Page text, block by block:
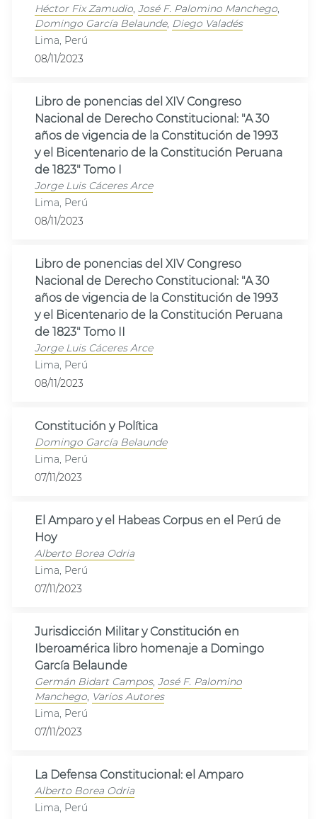
Héctor Fix Zamudio, José F. Palomino Manchego,
Domingo García Belaunde, Diego Valadés
Lima, Perú
08/11/2023
Libro de ponencias del XIV Congreso
Nacional de Derecho Constitucional: "A 30
años de vigencia de la Constitución de 1993
y el Bicentenario de la Constitución Peruana
de 1823" Tomo I
Jorge Luis Cáceres Arce
Lima, Perú
08/11/2023
Libro de ponencias del XIV Congreso
Nacional de Derecho Constitucional: "A 30
años de vigencia de la Constitución de 1993
y el Bicentenario de la Constitución Peruana
de 1823" Tomo II
Jorge Luis Cáceres Arce
Lima, Perú
08/11/2023
Constitución y Política
Domingo García Belaunde
Lima, Perú
07/11/2023
El Amparo y el Habeas Corpus en el Perú de
Hoy
Alberto Borea Odria
Lima, Perú
07/11/2023
Jurisdicción Militar y Constitución en
Iberoamérica libro homenaje a Domingo
García Belaunde
Germán Bidart Campos, José F. Palomino
Manchego, Varios Autores
Lima, Perú
07/11/2023
La Defensa Constitucional: el Amparo
Alberto Borea Odria
Lima, Perú